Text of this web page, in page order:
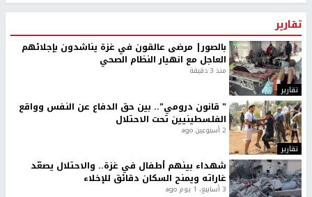
تقارير
تقارير
بالصور| مرضى عالقون في غزة يناشدون بإجلائهم
العاجل مع انهيار النظام الصحي
منذ 3 دقيقة
تقارير
" قانون درومي".. بين حق الدفاع عن النفس وواقع
الفلسطينيين تحت الاحتلال
2 أسبوعين ago
شهداء بينهم أطفال في غزة.. والاحتلال يصعّد
غاراته ويمنح السكان دقائق للإخلاء
3 أسابيع، 1 يوم ago